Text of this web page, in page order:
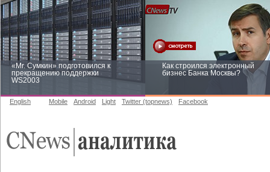
«Mr. Сумкин» подготовился к
прекращению поддержки
WS2003
Как строился электронный
бизнес Банка Москвы?
English Mobile Android Light Twitter (topnews) Facebook